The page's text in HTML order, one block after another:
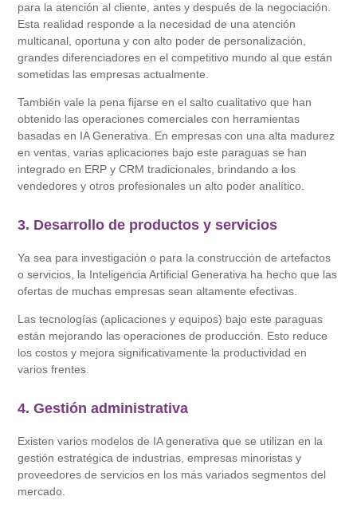
para la atención al cliente, antes y después de la negociación.
Esta realidad responde a la necesidad de una atención
multicanal, oportuna y con alto poder de personalización,
grandes diferenciadores en el competitivo mundo al que están
sometidas las empresas actualmente.
También vale la pena fijarse en el salto cualitativo que han
obtenido las operaciones comerciales con herramientas
basadas en IA Generativa. En empresas con una alta madurez
en ventas, varias aplicaciones bajo este paraguas se han
integrado en ERP y CRM tradicionales, brindando a los
vendedores y otros profesionales un alto poder analítico.
3. Desarrollo de productos y servicios
Ya sea para investigación o para la construcción de artefactos
o servicios, la Inteligencia Artificial Generativa ha hecho que las
ofertas de muchas empresas sean altamente efectivas.
Las tecnologías (aplicaciones y equipos) bajo este paraguas
están mejorando las operaciones de producción. Esto reduce
los costos y mejora significativamente la productividad en
varios frentes.
4. Gestión administrativa
Existen varios modelos de IA generativa que se utilizan en la
gestión estratégica de industrias, empresas minoristas y
proveedores de servicios en los más variados segmentos del
mercado.